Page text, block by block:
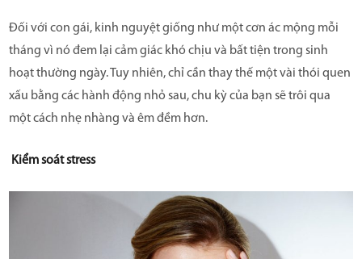
Đối với con gái, kinh nguyệt giống như một cơn ác mộng mỗi
tháng vì nó đem lại cảm giác khó chịu và bất tiện trong sinh
hoạt thường ngày. Tuy nhiên, chỉ cần thay thế một vài thói quen
xấu bằng các hành động nhỏ sau, chu kỳ của bạn sẽ trôi qua
một cách nhẹ nhàng và êm đềm hơn.
Kiểm soát stress
Danh sách đại lý
TIN TỨC
LIÊN HỆ